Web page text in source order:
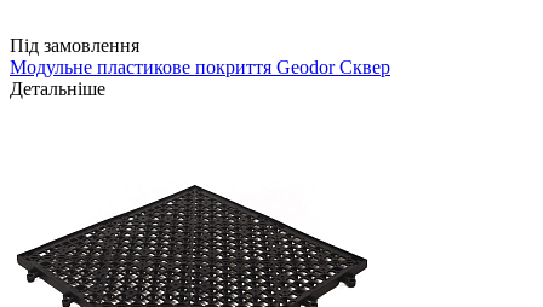
Під замовлення
Модульне пластикове покриття Geodor Сквер
Детальніше